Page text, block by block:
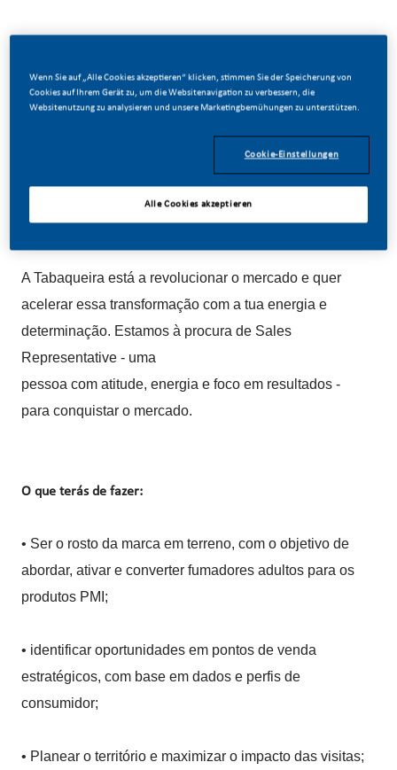
Se gostas de desafios, estás sempre atento(a) às
oportunidades e respiras vendas, esta missão é para
ti!
A Tabaqueira está a revolucionar o mercado e quer
acelerar essa transformação com a tua energia e
determinação. Estamos à procura de Sales
Representative - uma
pessoa com atitude, energia e foco em resultados -
para conquistar o mercado.
O que terás de fazer:
• Ser o rosto da marca em terreno, com o objetivo de
abordar, ativar e converter fumadores adultos para os
produtos PMI;
• identificar oportunidades em pontos de venda
estratégicos, com base em dados e perfis de
consumidor;
• Planear o território e maximizar o impacto das visitas;
Wenn Sie auf „Alle Cookies akzeptieren“ klicken, stimmen Sie der Speicherung von
Cookies auf Ihrem Gerät zu, um die Websitenavigation zu verbessern, die
Websitenutzung zu analysieren und unsere Marketingbemühungen zu unterstützen.
Cookie-Einstellungen
Alle Cookies akzeptieren